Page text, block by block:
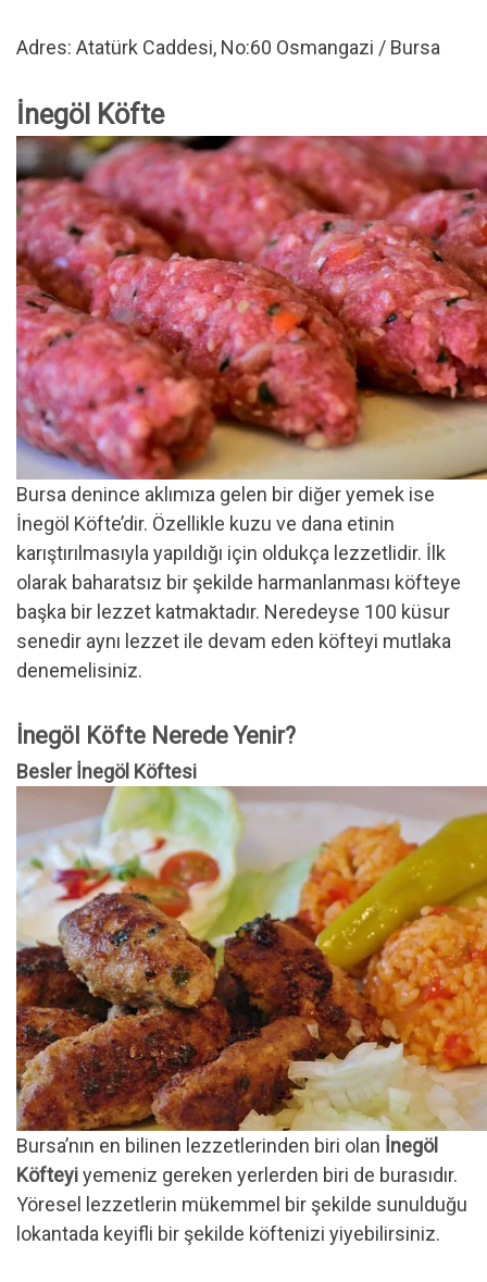
Adres: Atatürk Caddesi, No:60 Osmangazi / Bursa
İnegöl Köfte
Bursa denince aklımıza gelen bir diğer yemek ise
İnegöl Köfte’dir. Özellikle kuzu ve dana etinin
karıştırılmasıyla yapıldığı için oldukça lezzetlidir. İlk
olarak baharatsız bir şekilde harmanlanması köfteye
başka bir lezzet katmaktadır. Neredeyse 100 küsur
senedir aynı lezzet ile devam eden köfteyi mutlaka
denemelisiniz.
İnegöl Köfte Nerede Yenir?
Besler İnegöl Köftesi
Bursa’nın en bilinen lezzetlerinden biri olan İnegöl
Köfteyiyemeniz gereken yerlerden biri de burasıdır.
Yöresel lezzetlerin mükemmel bir şekilde sunulduğu
lokantada keyifli bir şekilde köftenizi yiyebilirsiniz.